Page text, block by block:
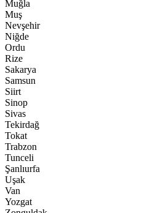
Muğla
Muş
Nevşehir
Niğde
Ordu
Rize
Sakarya
Samsun
Siirt
Sinop
Sivas
Tekirdağ
Tokat
Trabzon
Tunceli
Şanlıurfa
Uşak
Van
Yozgat